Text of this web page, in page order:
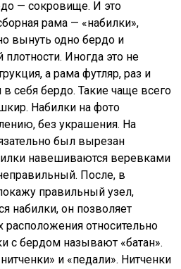
— сокровище. И это
рама — «набилки»,
вынуть одно бердо и
плотности. Иногда это не
а рама футляр, раз и
себя бердо. Такие чаще всего
Набилки на фото
без украшения. На
был вырезан
навешиваются веревками
После, в
правильный узел,
набилки, он позволяет
расположения относительно
с бердом называют «батан».
и «педали». Нитченки